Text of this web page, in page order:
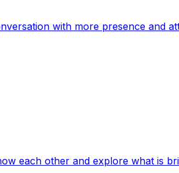
with more presence and
each other and explore what is